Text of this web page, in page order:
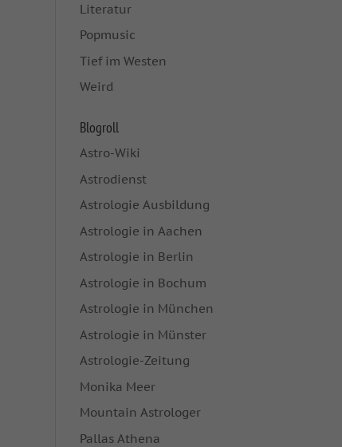
Literatur
Popmusic
Tief im Westen
Weird
Blogroll
Astro-Wiki
Astrodienst
Astrologie Ausbildung
Astrologie in Aachen
Astrologie in Berlin
Astrologie in Bochum
Astrologie in München
Astrologie in Münster
Astrologie-Zeitung
Monika Meer
Mountain Astrologer
Pallas Athena